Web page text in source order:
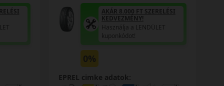
AKÁR 8.000 FT SZERELÉSI
KEDVEZMÉNY!
Használja a LENDÜLET
kuponkódot!
0%
EPREL cimke adatok: